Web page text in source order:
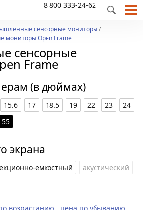
8 800 333-24-62
сенсорные мониторы/
мониторы Open Frame
сенсорные
Frame
(в дюймах)
15.6 17 18.5 19 22 23
24
55
экрана
емкостный
акустический
возрастанию
цена по убыванию